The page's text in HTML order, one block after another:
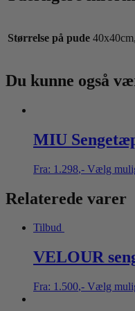
Størrelse på pude
Du kunne også
MIU
Fra: 1.298,- Vælg
Relaterede varer
Tilbud
VELOUR
Fra: 1.500,- Vælg